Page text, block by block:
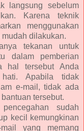
langsung sebelum
Karena teknik
menggunakan
dilakukan.
tekanan untuk
dalam pemberian
hal tersebut Anda
Apabila tidak
e-mail, tidak ada
tersebut.
sudah
kecil kemungkinan
yang memang